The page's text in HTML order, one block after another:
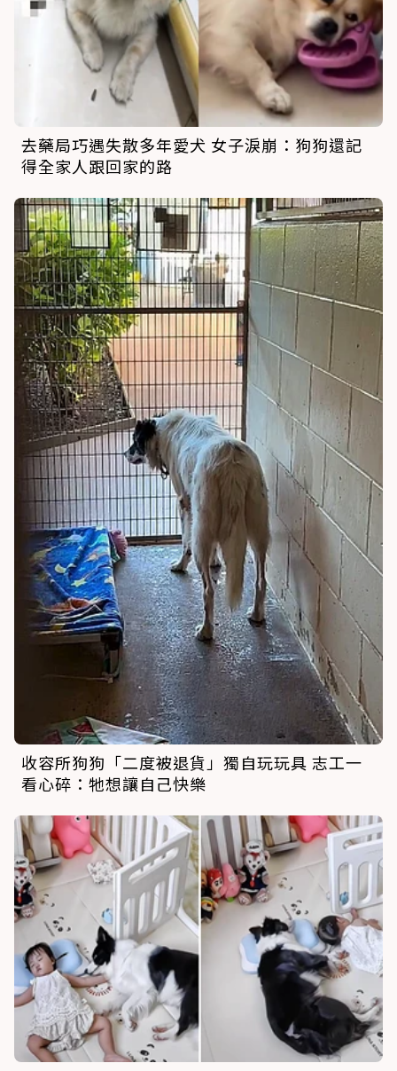
去藥局巧遇失散多年愛犬 女子淚崩：狗狗還記
得全家人跟回家的路
收容所狗狗「二度被退貨」獨自玩玩具 志工一
看心碎：牠想讓自己快樂